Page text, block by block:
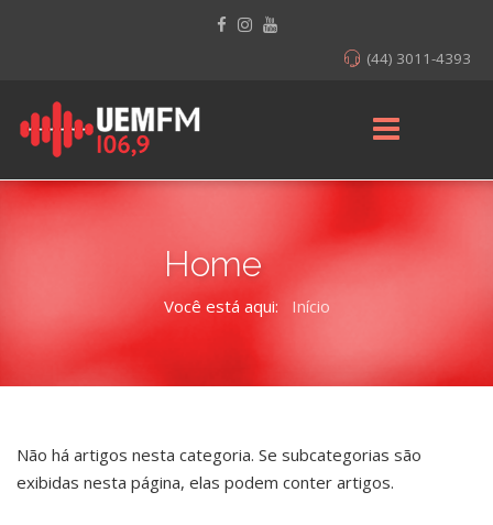
(44) 3011-4393
Home
Você está aqui: Início
Não há artigos nesta categoria. Se subcategorias são
exibidas nesta página, elas podem conter artigos.